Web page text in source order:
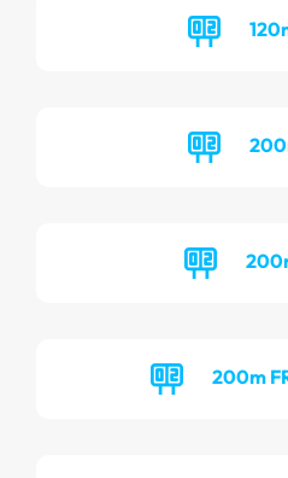
200m